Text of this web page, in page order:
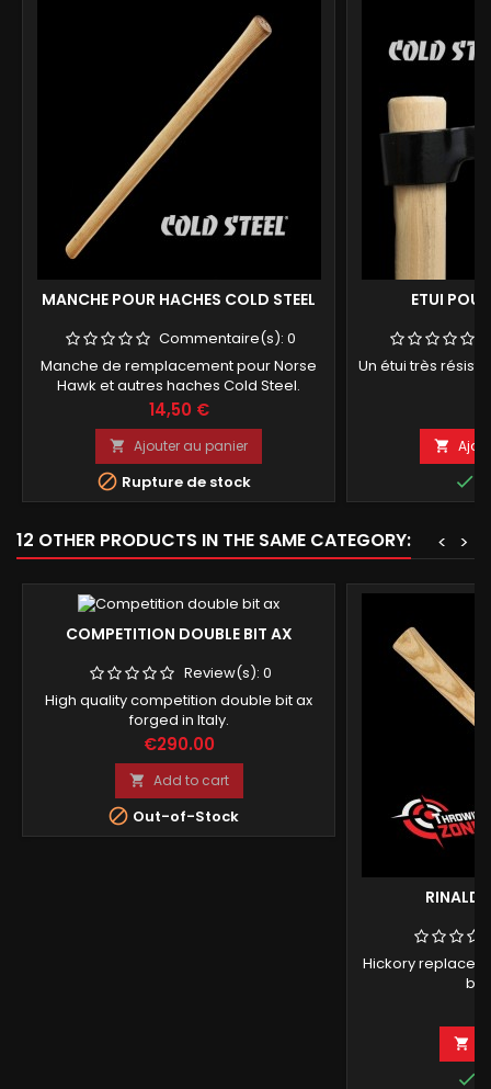
MANCHE POUR HACHES COLD STEEL
Commentaire(s): 0
Manche de remplacement pour Norse
Hawk et autres haches Cold Steel.
Prix
14,50 €
 Ajouter au panier
 Rupture de stock
ETUI
Un étui très


12 OTHER PRODUCTS IN THE SAME CATEGORY: >
<
COMPETITION DOUBLE BIT AX
Review(s): 0
High quality competition double bit ax
forged in Italy.
Price
€290.00
 Add to cart
 Out-of-Stock
RINALDI
Hickory

